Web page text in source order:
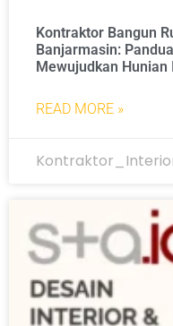
Kontraktor Bangun
Banjarmasin:
Mewujudkan Hunian
READ MORE »